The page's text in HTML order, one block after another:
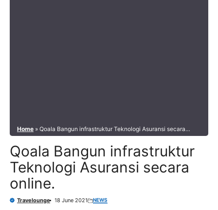
Home » Qoala Bangun infrastruktur Teknologi Asuransi secara
online.
Qoala Bangun infrastruktur
Teknologi Asuransi secara
online.
Travelounge 18 June 2021 NEWS